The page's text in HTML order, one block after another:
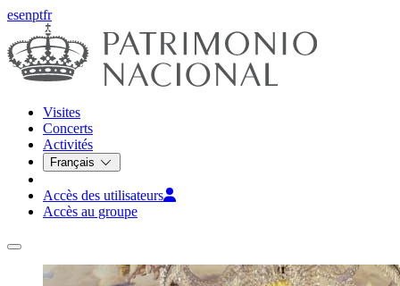
esenptfr
Visites
Concerts
Activités
Français
Accès des utilisateurs
Accès au groupe